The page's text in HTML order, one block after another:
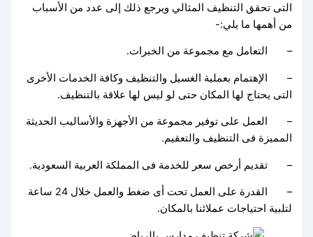
التى تحقق التنظيف المثالي ويرجع ذلك إلى عدد من الأسباب
من أهمها ما يلي:-
– التعامل مع مجموعة من الخبرات.
– الإهتمام بعملية الغسيل والتنظيف وكافة الخدمات الأخرى
التى يحتاج لها المكان حتى لو ليس لها علاقة بالتنظيف.
– العمل على توفير مجموعة من الأجهزة والأساليب الحديثة
المميزة فى التنظيف والتعقيم.
– تقديم أرخص سعر للخدمة فى المملكة العربية السعودية.
– القدرة على العمل تحت أى ضغط والعمل خلال 24 ساعة
لتلبية احتياجات عملائنا بالمكان.